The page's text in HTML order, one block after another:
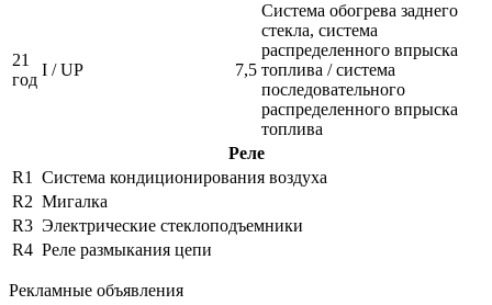
21
год
I / UP 7,5
Система обогрева заднего
стекла, система
распределенного впрыска
топлива / система
последовательного
распределенного впрыска
топлива
Реле
R1
Система кондиционирования воздуха
R2 Мигалка
R3 Электрические стеклоподъемники
R4 Реле размыкания цепи
Рекламные объявления